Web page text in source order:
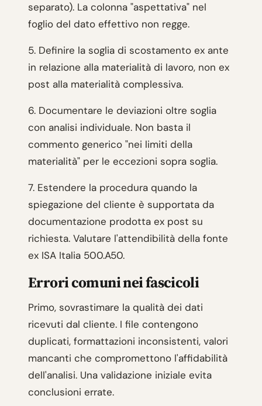
separato). La colonna "aspettativa" nel
foglio del dato effettivo non regge.
5. Definire la soglia di scostamento ex ante
in relazione alla materialità di lavoro, non ex
post alla materialità complessiva.
6. Documentare le deviazioni oltre soglia
con analisi individuale. Non basta il
commento generico "nei limiti della
materialità" per le eccezioni sopra soglia.
7. Estendere la procedura quando la
spiegazione del cliente è supportata da
documentazione prodotta ex post su
richiesta. Valutare l'attendibilità della fonte
ex ISA Italia 500.A50.
Errori comuni nei fascicoli
Primo, sovrastimare la qualità dei dati
ricevuti dal cliente. I file contengono
duplicati, formattazioni inconsistenti, valori
mancanti che compromettono l'affidabilità
dell'analisi. Una validazione iniziale evita
conclusioni errate.